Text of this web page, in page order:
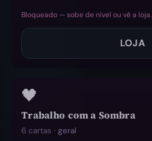
Bloqueado — sobe de nível ou vê a loja.
LOJA
🖤
Trabalho com a Sombra
6 cartas ·geral